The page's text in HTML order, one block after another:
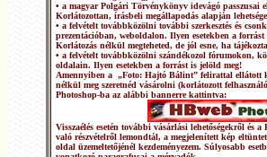
• a magyar Polgári Törvénykönyv idevágó passzusai
Korlátozottan, írásbeli megállapodás alapján
• a felvételt továbbközölni további szerkesztés és
prezentációban, weboldalon. Ilyen esetekben a
Korlátozás nélkül megteheted, de jól esne, ha
• a felvételt továbbközölni szándékozol fórumokon,
oldalain. Ilyen esetekben a forrást is jelöld meg!
Amennyiben a „Foto: Hajtó Bálint” felirattal ellátott
nélkül meg szeretnéd vásárolni (korlátozott
Photoshop-ba az alábbi bannerre kattintva:
Visszaélés esetén további vásárlási lehetőségekről és
való részvételről lemondtál, a megjelenített kép
oldal üzemeltetőjénél kezdeményezem. Súlyosabb